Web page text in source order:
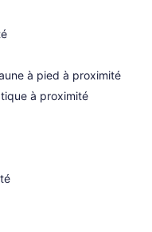
à pied à proximité
à proximité